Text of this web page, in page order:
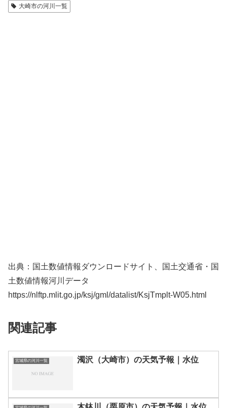
大崎市の河川一覧
出典：国土数値情報ダウンロードサイト、国土交通省・国
土数値情報河川データ
https://nlftp.mlit.go.jp/ksj/gml/datalist/KsjTmplt-W05.html
関連記事
宮城県の河川一覧 濁沢（大崎市）の天気予報｜水位